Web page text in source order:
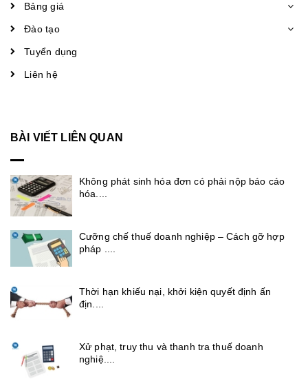
Bảng giá
Đào tạo
Tuyển dụng
Liên hệ
BÀI VIẾT LIÊN QUAN
Không phát sinh hóa đơn có phải nộp báo cáo
hóa....
Cưỡng chế thuế doanh nghiệp – Cách gỡ hợp
pháp ....
Thời hạn khiếu nại, khởi kiện quyết định ấn
địn....
Xử phạt, truy thu và thanh tra thuế doanh
nghiệ....